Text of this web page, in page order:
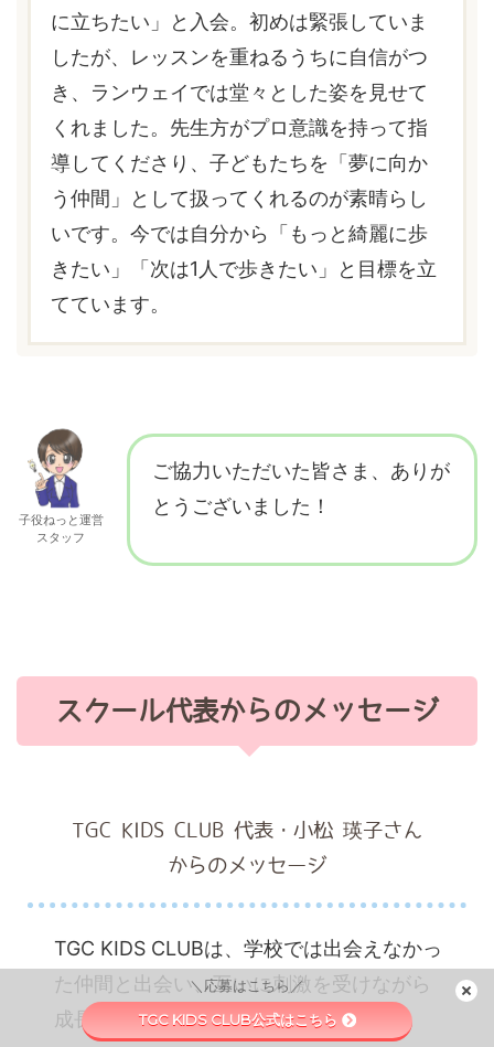
に立ちたい」と入会。初めは緊張していま
したが、レッスンを重ねるうちに自信がつ
き、ランウェイでは堂々とした姿を見せて
くれました。先生方がプロ意識を持って指
導してくださり、子どもたちを「夢に向か
う仲間」として扱ってくれるのが素晴らし
いです。今では自分から「もっと綺麗に歩
きたい」「次は1人で歩きたい」と目標を立
てています。
子役ねっと運営
スタッフ
ご協力いただいた皆さま、ありが
とうございました！
スクール代表からのメッセージ
TGC KIDS CLUB 代表・小松 瑛子さん
からのメッセージ
TGC KIDS CLUBは、学校では出会えなかっ
た仲間と出会い、互いに刺激を受けながら
成長できる環境があります。
＼応募はこちら／
TGC KIDS CLUB公式はこちら